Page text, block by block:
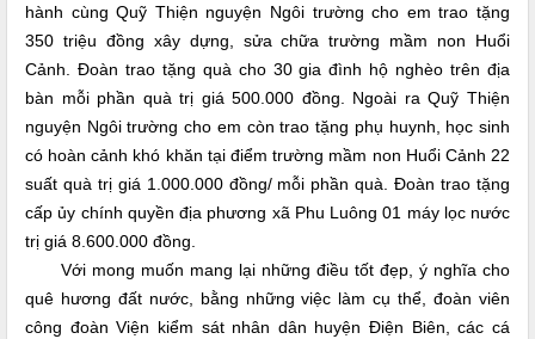
hành cùng Quỹ Thiện nguyện Ngôi trường cho em trao tặng
350 triệu đồng xây dựng, sửa chữa trường mầm non Huổi
Cảnh. Đoàn trao tặng quà cho 30 gia đình hộ nghèo trên địa
bàn mỗi phần quà trị giá 500.000 đồng. Ngoài ra Quỹ Thiện
nguyện Ngôi trường cho em còn trao tặng phụ huynh, học sinh
có hoàn cảnh khó khăn tại điểm trường mầm non Huổi Cảnh 22
suất quà trị giá 1.000.000 đồng/ mỗi phần quà. Đoàn trao tặng
cấp ủy chính quyền địa phương xã Phu Luông 01 máy lọc nước
trị giá 8.600.000 đồng.
Với mong muốn mang lại những điều tốt đẹp, ý nghĩa cho
quê hương đất nước, bằng những việc làm cụ thể, đoàn viên
công đoàn Viện kiểm sát nhân dân huyện Điện Biên, các cá